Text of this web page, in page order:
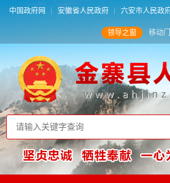
中国政府网 安徽省人民政府 六安市人民政
领导之窗 移动